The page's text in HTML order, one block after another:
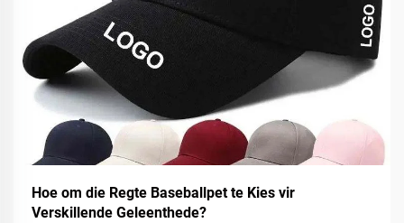
Hoe om die Regte Baseballpet te Kies vir
Verskillende Geleenthede?